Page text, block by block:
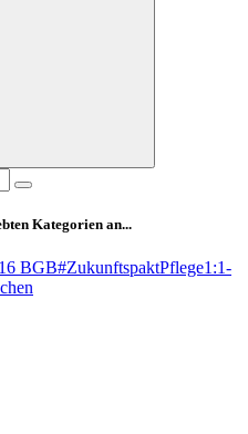
Kategorien an...
BGB#ZukunftspaktPflege1:1-